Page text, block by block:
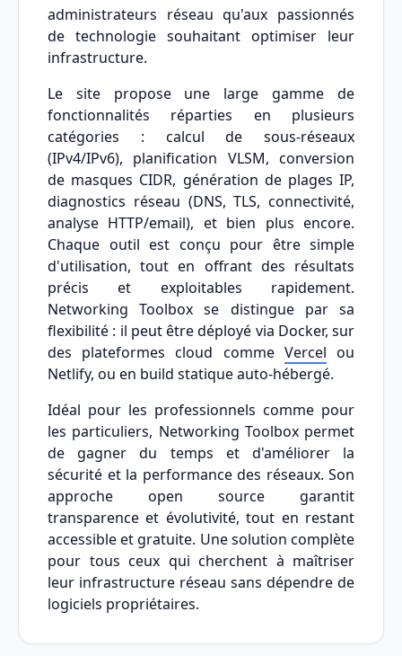
administrateurs réseau qu'aux passionnés
de technologie souhaitant optimiser leur
infrastructure.
Le site propose une large gamme de
fonctionnalités réparties en plusieurs
catégories : calcul de sous-réseaux
(IPv4/IPv6), planification VLSM, conversion
de masques CIDR, génération de plages IP,
diagnostics réseau (DNS, TLS, connectivité,
analyse HTTP/email), et bien plus encore.
Chaque outil est conçu pour être simple
d'utilisation, tout en offrant des résultats
précis et exploitables rapidement.
Networking Toolbox se distingue par sa
flexibilité : il peut être déployé via Docker, sur
des plateformes cloud comme Vercel ou
Netlify, ou en build statique auto-hébergé.
Idéal pour les professionnels comme pour
les particuliers, Networking Toolbox permet
de gagner du temps et d'améliorer la
sécurité et la performance des réseaux. Son
approche open source garantit
transparence et évolutivité, tout en restant
accessible et gratuite. Une solution complète
pour tous ceux qui cherchent à maîtriser
leur infrastructure réseau sans dépendre de
logiciels propriétaires.